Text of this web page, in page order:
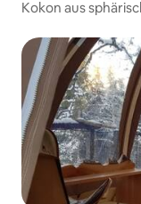
Kokon aus